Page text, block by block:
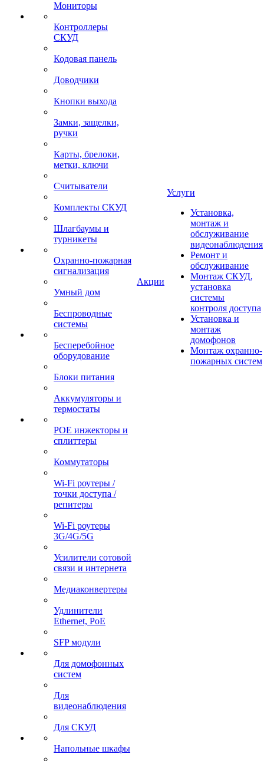
Мониторы
Контроллеры
СКУД
Кодовая панель
Доводчики
Кнопки выхода
Замки, защелки,
ручки
Карты, брелоки,
метки, ключи
Считыватели
Комплекты СКУД
Шлагбаумы и
турникеты
Охранно-пожарная
сигнализация
Умный дом
Беспроводные
системы
Бесперебойное
оборудование
Блоки питания
Аккумуляторы и
термостаты
POE инжекторы и
сплиттеры
Коммутаторы
Wi-Fi роутеры /
точки доступа /
репитеры
Wi-Fi роутеры
3G/4G/5G
Усилители сотовой
связи и интернета
Медиаконвертеры
Удлинители
Ethernet, PoE
SFP модули
Для домофонных
систем
Для
видеонаблюдения
Для СКУД
Напольные шкафы
Акции
Услуги
Установка,
монтаж и
обслуживание
видеонаблюдения
Ремонт и
обслуживание
Монтаж СКУД,
установка
системы
контроля доступа
Установка и
монтаж
домофонов
Монтаж охранно-
пожарных систем